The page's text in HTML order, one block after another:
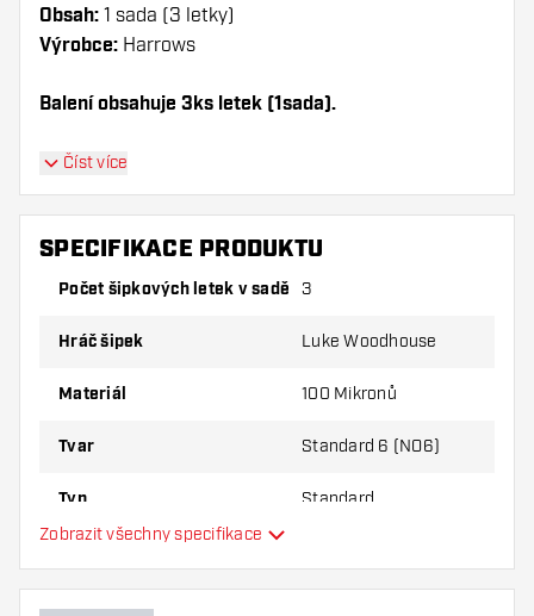
Obsah: 1 sada (3 letky)
Výrobce: Harrows
Balení obsahuje 3ks letek (1sada).
Dartshopper tip!
Ujistěte se, že máte po ruce dostatek letky a
násadky. Ty se mohou používáním poškodit
Vyzkoušejte jiný tvar, materiál nebo tloušťku
vyhovuje nejlépe!
Číst více
SPECIFIKACE PRODUKTU
Počet šipkových letek v sadě 3
Hráč šipek Luke Woodhouse
Materiál 100 Mikronů
Tvar Standard 6 (NO6)
Typ Standard
Další barvy
Zobrazit všechny specifikace